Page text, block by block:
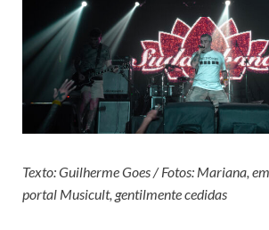
Texto: Guilherme Goes / Fotos: Mariana,
portal Musicult, gentilmente cedidas